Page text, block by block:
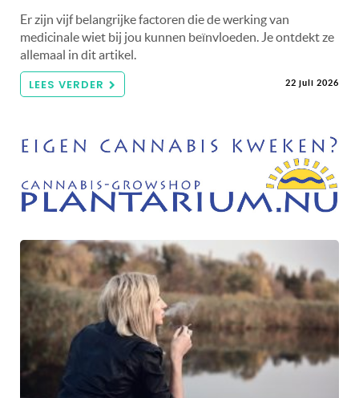
Er zijn vijf belangrijke factoren die de werking van
medicinale wiet bij jou kunnen beïnvloeden. Je ontdekt ze
allemaal in dit artikel.
LEES VERDER 22 juli 2026